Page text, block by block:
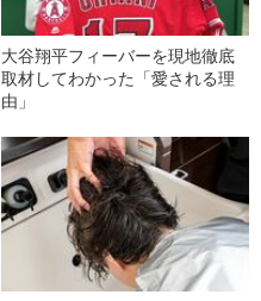
大谷翔平フィーバーを現地徹底
取材してわかった「愛される理
由」